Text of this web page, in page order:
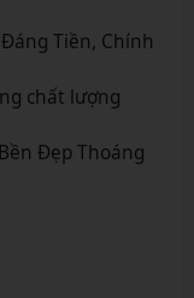
Tiền, Chính
chất lượng
Đẹp Thoáng